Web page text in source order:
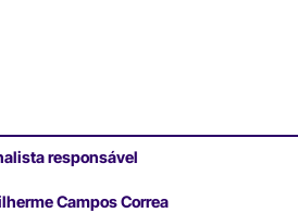
responsável
Campos Correa